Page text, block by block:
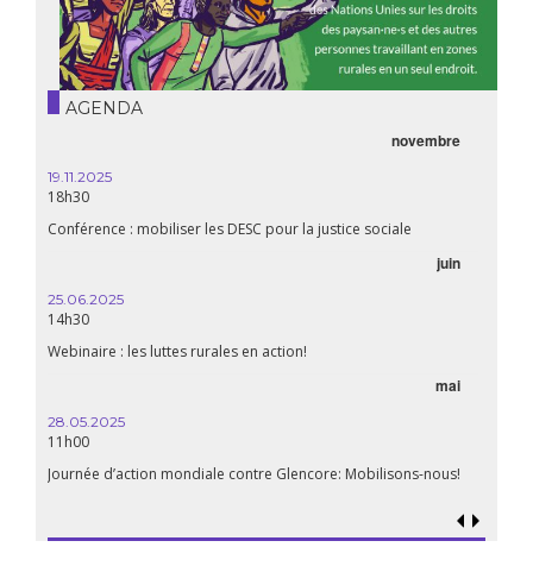
AGENDA
novembre
19.11.2025
18h30
Conférence : mobiliser les DESC pour la justice sociale
juin
25.06.2025
14h30
Webinaire : les luttes rurales en action!
mai
28.05.2025
11h00
Journée d’action mondiale contre Glencore: Mobilisons-nous!